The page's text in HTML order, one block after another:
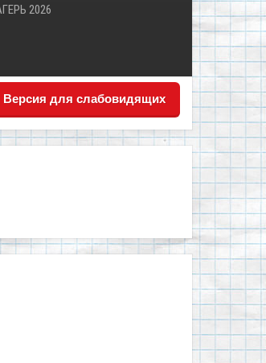
2026
Версия для слабовидящих